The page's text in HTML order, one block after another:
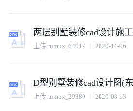
两层别墅装修cad设计施
上传:tumux_64017 2020-11-06
D型别墅装修cad设计图(
上传:tumux_29380 2020-08-13